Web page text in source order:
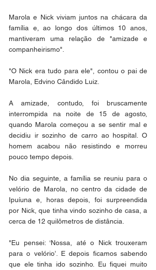
Marola e Nick viviam juntos na chácara da
família e, ao longo dos últimos 10 anos,
mantiveram uma relação de "amizade e
companheirismo".
"O Nick era tudo para ele", contou o pai de
Marola, Edvino Cândido Luiz.
A amizade, contudo, foi bruscamente
interrompida na noite de 15 de agosto,
quando Marola começou a se sentir mal e
decidiu ir sozinho de carro ao hospital. O
homem acabou não resistindo e morreu
pouco tempo depois.
No dia seguinte, a família se reuniu para o
velório de Marola, no centro da cidade de
Ipuíuna e, horas depois, foi surpreendida
por Nick, que tinha vindo sozinho de casa, a
cerca de 12 quilômetros de distância.
"Eu pensei: ‘Nossa, até o Nick trouxeram
para o velório’. E depois ficamos sabendo
que ele tinha ido sozinho. Eu fiquei muito